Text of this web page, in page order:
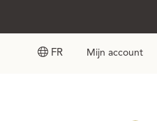
FR Mijn account